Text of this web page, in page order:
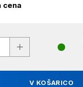
cena
V KOŠARICO